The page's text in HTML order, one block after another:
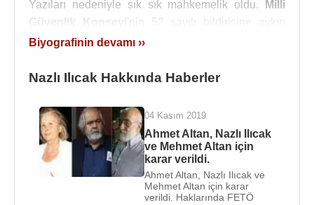
Yazıları nedeniyle sık sık mahkemelik oldu.
Milli
Güvenlik Konseyi'nin 52 sayılı bildirisine aykırı
davranmaktan üç ay hapis cezasına çarptırıldı. 7
Ocak 1983'te cezasını tamamlayarak tahliye oldu.
yaptı. Kanal 7'de çalıştı.
Nazlı Ilıcak 1999 yılında, Akşam Gazetesi'nde
yayınlanan köşe yazılarında, "Yargıtay Başsavcısı
'ın kişilik haklarına yayın yoluyla
saldırıda bulunduğu" gerekçesiyle hakkında Ankara
Biyografinin devamı ››
Nazlı Ilıcak Hakkında Haberler
04 Kasım 2019
Ahmet Altan, Nazlı Ilıcak
ve Mehmet Altan için
karar verildi.
Ahmet Altan, Nazlı Ilıcak ve
Mehmet Altan için karar
verildi. Haklarında FETÖ